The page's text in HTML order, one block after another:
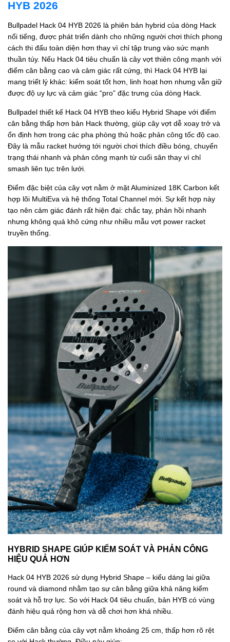
HYB 2026
Bullpadel Hack 04 HYB 2026 là phiên bản hybrid của dòng Hack
nổi tiếng, được phát triển dành cho những người chơi thích phong
cách thi đấu toàn diện hơn thay vì chỉ tập trung vào sức mạnh
thuần túy. Nếu Hack 04 tiêu chuẩn là cây vợt thiên công mạnh với
điểm cân bằng cao và cảm giác rất cứng, thì Hack 04 HYB lại
mang triết lý khác: kiểm soát tốt hơn, linh hoạt hơn nhưng vẫn giữ
được độ uy lực và cảm giác “pro” đặc trưng của dòng Hack.
Bullpadel thiết kế Hack 04 HYB theo kiểu Hybrid Shape với điểm
cân bằng thấp hơn bản Hack thường, giúp cây vợt dễ xoay trở và
ổn định hơn trong các pha phòng thủ hoặc phản công tốc độ cao.
Đây là mẫu racket hướng tới người chơi thích điều bóng, chuyển
trạng thái nhanh và phản công mạnh từ cuối sân thay vì chỉ
smash liên tục trên lưới.
Điểm đặc biệt của cây vợt nằm ở mặt Aluminized 18K Carbon kết
hợp lõi MultiEva và hệ thống Total Channel mới. Sự kết hợp này
tạo nên cảm giác đánh rất hiện đại: chắc tay, phản hồi nhanh
nhưng không quá khô cứng như nhiều mẫu vợt power racket
truyền thống.
HYBRID SHAPE GIÚP KIỂM SOÁT VÀ PHẢN CÔNG
HIỆU QUẢ HƠN
Hack 04 HYB 2026 sử dụng Hybrid Shape – kiểu dáng lai giữa
round và diamond nhằm tạo sự cân bằng giữa khả năng kiểm
soát và hỗ trợ lực. So với Hack 04 tiêu chuẩn, bản HYB có vùng
đánh hiệu quả rộng hơn và dễ chơi hơn khá nhiều.
Điểm cân bằng của cây vợt nằm khoảng 25 cm, thấp hơn rõ rệt